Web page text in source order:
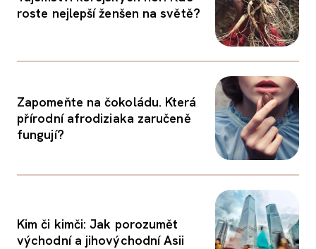
roste nejlepší ženšen na světě?
Zapomeňte na čokoládu. Která
přírodní afrodiziaka zaručeně
fungují?
Kim či kimči: Jak porozumět
východní a jihovýchodní Asii